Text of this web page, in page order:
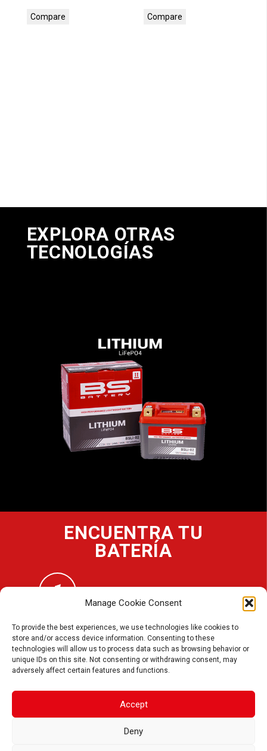
Manage Cookie Consent
To provide the best experiences, we use technologies like cookies to
store and/or access device information. Consenting to these
technologies will allow us to process data such as browsing behavior or
unique IDs on this site. Not consenting or withdrawing consent, may
adversely affect certain features and functions.
Accept
Deny
Compare Compare
EXPLORA OTRAS
TECNOLOGÍAS
ENCUENTRA TU
BATERÍA
Selecciona tu vehículo
Selecciona tu Marca, CC, Modelo
y Año